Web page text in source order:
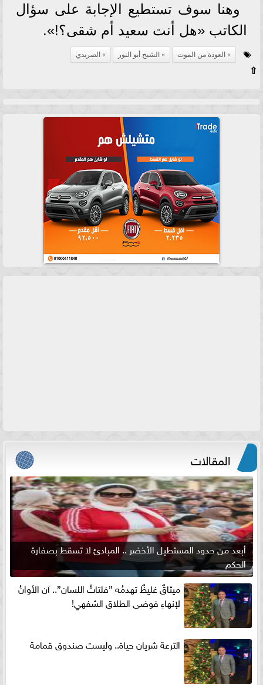
وهنا سوف تستطيع الإجابة على سؤال
الكاتب «هل أنت سعيد أم شقى؟!».
العودة من الموت الشيخ أبو النور الصريدي
⇧
المقالات
أبعد من حدود المستطيل الأخضر .. المبادئ لا تسقط بصفارة
الحكم
ميثاقٌ غليظٌ تهدمُه ”فلتاتُ اللسان”.. آن الأوانُ
لإنهاءِ فوضى الطلاق الشفهي!
الترعة شريان حياة.. وليست صندوق قمامة